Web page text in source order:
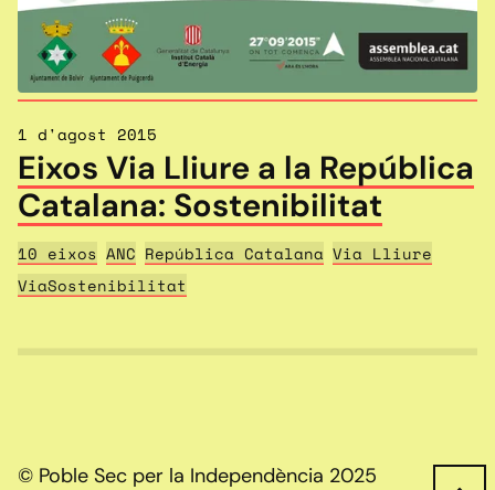
1 d'agost 2015
Eixos Via Lliure a la República
Catalana: Sostenibilitat
10 eixos ANC República Catalana Via Lliure
ViaSostenibilitat
© Poble Sec per la Independència 2025